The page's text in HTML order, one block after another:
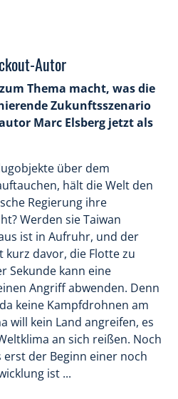
Autor
Thema macht, was die
Zukunftsszenario
Marc Elsberg jetzt als
über dem
hält die Welt den
Regierung ihre
Werden sie Taiwan
ist in Aufruhr, und der
kurz davor, die Flotte zu
Sekunde kann eine
Angriff abwenden. Denn
keine Kampfdrohnen am
will kein Land angreifen, es
an sich reißen. Noch
der Beginn einer noch
ist ...